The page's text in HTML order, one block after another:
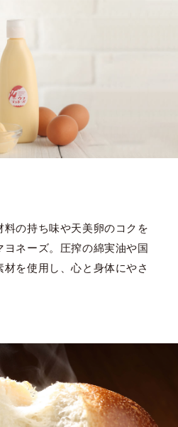
の持ち味や天美卵のコクを
ネーズ。圧搾の綿実油や国
を使用し、心と身体にやさ